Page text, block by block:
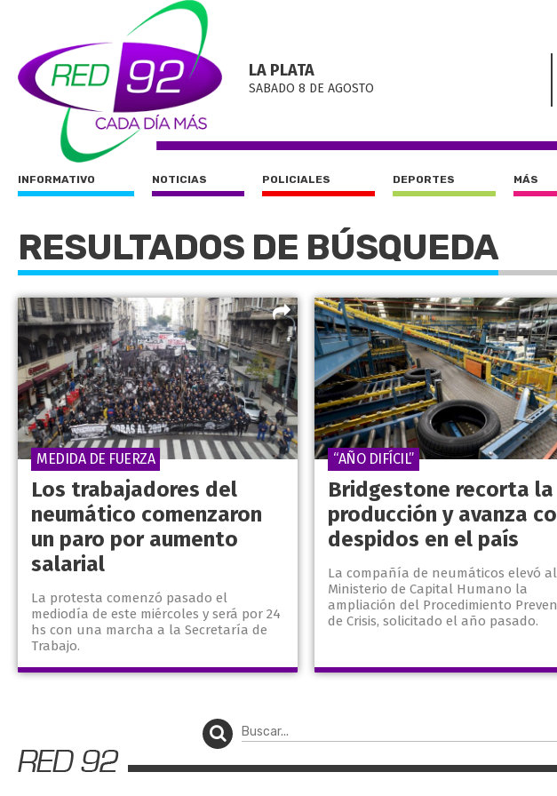
LA PLATA
SABADO 8 DE AGOSTO
INFORMATIVO NOTICIAS POLICIALES DEPORTES MÁS
RESULTADOS DE BÚSQUEDA
Los trabajadores del
neumático comenzaron
un paro por aumento
salarial
La protesta comenzó pasado el
mediodía de este miércoles y será por 24
hs con una marcha a la Secretaría de
Trabajo.
MEDIDA DE FUERZA
Bridgestone recorta la
producción y avanza
despidos en el país
La compañía de neumáticos elevó al
Ministerio de Capital Humano la
ampliación del Procedimiento
de Crisis, solicitado el año pasado.
“AÑO DIFÍCIL”